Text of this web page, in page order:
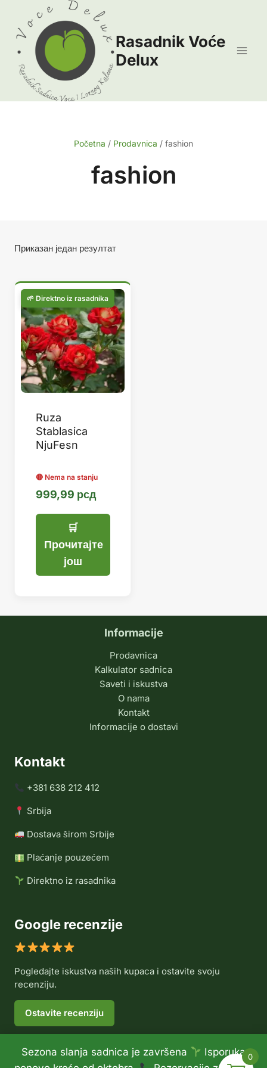
Sezona slanja sadnica je završena
Isporuka
content
Rasadnik Voće
Delux
Početna / Prodavnica / fashion
fashion
Приказан један резултат
Ruza
Stablasica
NjuFesn
999,99 рсд
Прочитајте
још
Informacije
Prodavnica
Kalkulator sadnica
Saveti i iskustva
O nama
Kontakt
Informacije o dostavi
Kontakt
+381 638 212 412
Srbija
Dostava širom Srbije
Plaćanje pouzećem
Direktno iz rasadnika
Google recenzije
Pogledajte iskustva naših kupaca i ostavite svoju
recenziju.
Ostavite recenziju
0